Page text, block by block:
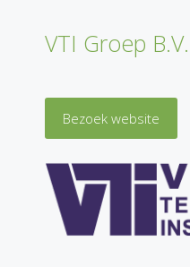
VTI Groep B.V.
Bezoek website